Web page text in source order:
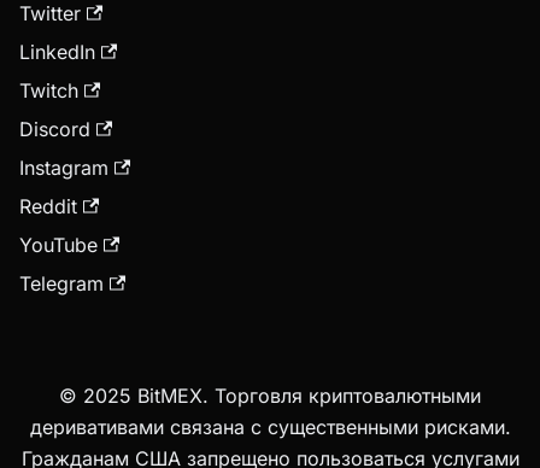
Twitter
LinkedIn
Twitch
Discord
Instagram
Reddit
YouTube
Telegram
© 2025 BitMEX. Торговля криптовалютными
деривативами связана с существенными рисками.
Гражданам США запрещено пользоваться услугами